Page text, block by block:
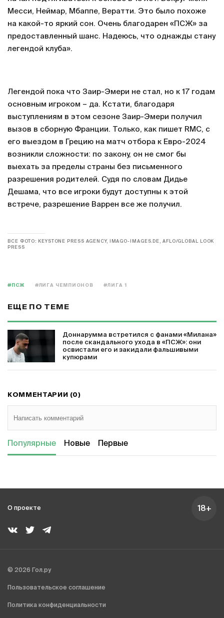
Месси, Неймар, Мбаппе, Вератти. Это было похоже
на какой-то яркий сон. Очень благодарен «ПСЖ» за
предоставленный шанс. Надеюсь, что однажды стану
легендой клуба».
Легендой пока что Заир-Эмери не стал, но к 17 годам
основным игроком – да. Кстати, благодаря
выступлениям в этом сезоне Заир-Эмери получил
вызов в сборную Франции. Только, как пишет RMC, с
его выездом в Грецию на матч отбора к Евро-2024
возникли сложности: по закону, он не смог бы
выехать за пределы страны без письменного
разрешения родителей. Судя по словам Дидье
Дешама, что все игроки будут доступны к этой
встрече, разрешение Варрен все же получил.
ВСЕ ФОТО: KEYSTONE PRESS AGENCY, IMAGO-IMAGES.DE, AFLO/GLOBAL LOOK
PRESS
#ПСЖ #ЛИГА ЧЕМПИОНОВ #ЛИГА 1
ЕЩЕ ПО ТЕМЕ
Доннарумма встретился с фанами «Милана»
после скандального ухода в «ПСЖ»: они
освистали его и закидали фальшивыми
купюрами
КОММЕНТАРИИ (0)
Популярные Новые Первые
О проекте 18+
© 2026 Гол.ру
Пользовательское соглашение
Политика конфиденциальности